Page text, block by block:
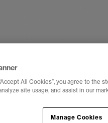
All Cookies”, you agree to the
site usage, and assist in our
Manage Cookies